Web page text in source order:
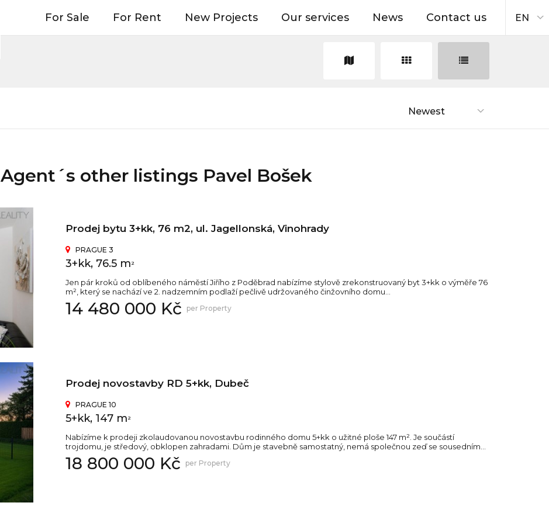
For Sale For Rent New Projects Our services News Contact us EN
Newest
Agent´s other listings Pavel Bošek
Prodej bytu 3+kk, 76 m2, ul. Jagellonská, Vinohrady
PRAGUE 3
3+kk, 76.5 m 2
Jen pár kroků od oblíbeného náměstí Jiřího z Poděbrad nabízíme stylově zrekonstruovaný byt 3+kk o výměře 76
m², který se nachází ve 2. nadzemním podlaží pečlivě udržovaného činžovního domu...
14 480 000 Kč per Property
Prodej novostavby RD 5+kk, Dubeč
PRAGUE 10
5+kk, 147 m 2
Nabízíme k prodeji zkolaudovanou novostavbu rodinného domu 5+kk o užitné ploše 147 m². Je součástí
trojdomu, je středový, obklopen zahradami. Dům je stavebně samostatný, nemá společnou zeď se sousedním...
18 800 000 Kč per Property